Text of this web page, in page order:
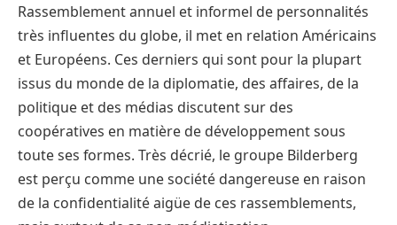
Rassemblement annuel et informel de personnalités
très influentes du globe, il met en relation Américains
et Européens. Ces derniers qui sont pour la plupart
issus du monde de la diplomatie, des affaires, de la
politique et des médias discutent sur des
coopératives en matière de développement sous
toute ses formes. Très décrié, le groupe Bilderberg
est perçu comme une société dangereuse en raison
de la confidentialité aigüe de ces rassemblements,